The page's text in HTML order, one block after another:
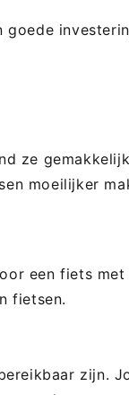
ze
moeilijker
een fiets
fietsen.
zijn.